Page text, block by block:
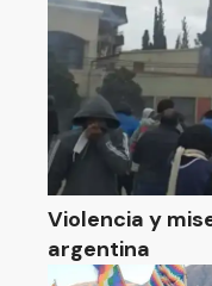
Violencia y
argentina